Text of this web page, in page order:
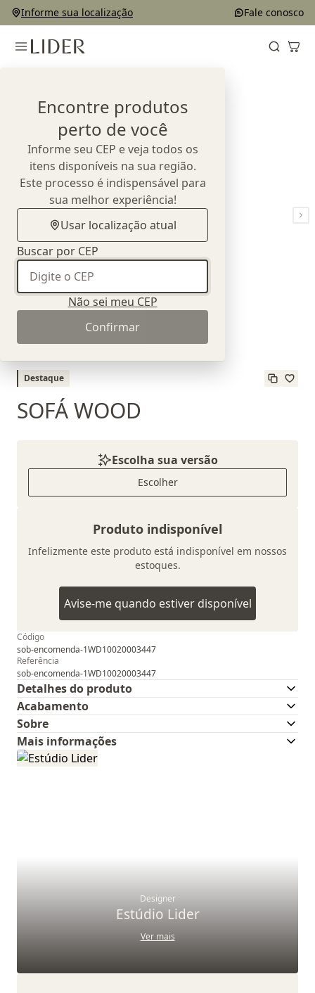
Informe sua localização Fale conosco
Encontre produtos
perto de você
Informe seu CEP e veja todos os
itens disponíveis na sua região.
Este processo é indispensável para
sua melhor experiência!
Usar localização atual
Buscar por CEP
Não sei meu CEP
Confirmar
Destaque
SOFÁ WOOD
Escolha sua versão
Escolher
Produto indisponível
Infelizmente este produto está indisponível em nossos
estoques.
Avise-me quando estiver disponível
Código
sob-encomenda-1WD10020003447
Referência
sob-encomenda-1WD10020003447
Detalhes do produto
Acabamento
Sobre
Mais informações
Designer
Estúdio Lider
Ver mais